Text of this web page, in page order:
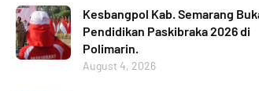
Kesbangpol Kab. Semarang
Pendidikan Paskibraka 2026 di
Polimarin.
August 4, 2026